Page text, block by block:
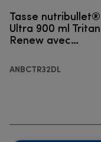
Tasse nutribullet®
Ultra 900 ml Tritan
Renew avec
ANBCTR32DL